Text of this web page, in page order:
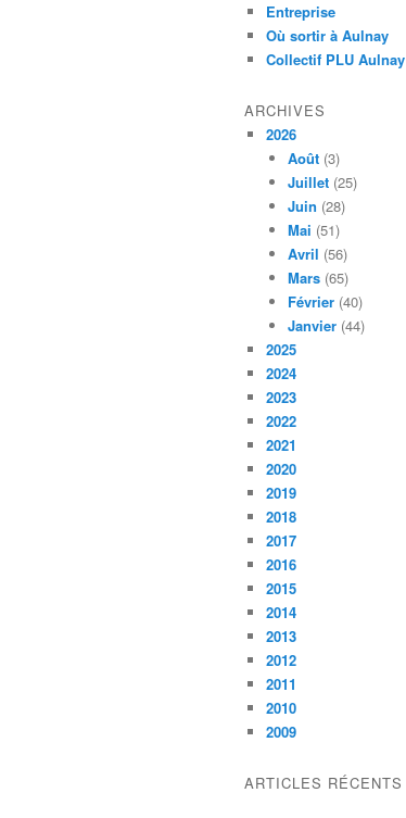
Entreprise
Où sortir à Aulnay
Collectif PLU Aulnay
ARCHIVES
2026
Août (3)
Juillet (25)
Juin (28)
Mai (51)
Avril (56)
Mars (65)
Février (40)
Janvier (44)
2025
2024
2023
2022
2021
2020
2019
2018
2017
2016
2015
2014
2013
2012
2011
2010
2009
ARTICLES RÉCENTS